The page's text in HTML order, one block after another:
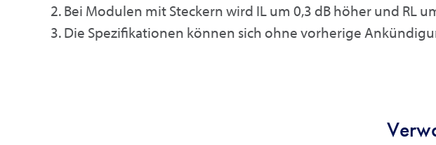
2. Bei Modulen mit Steckern wird IL um 0,3 dB höher und RL
3. Die Spezifikationen können sich ohne vorherige